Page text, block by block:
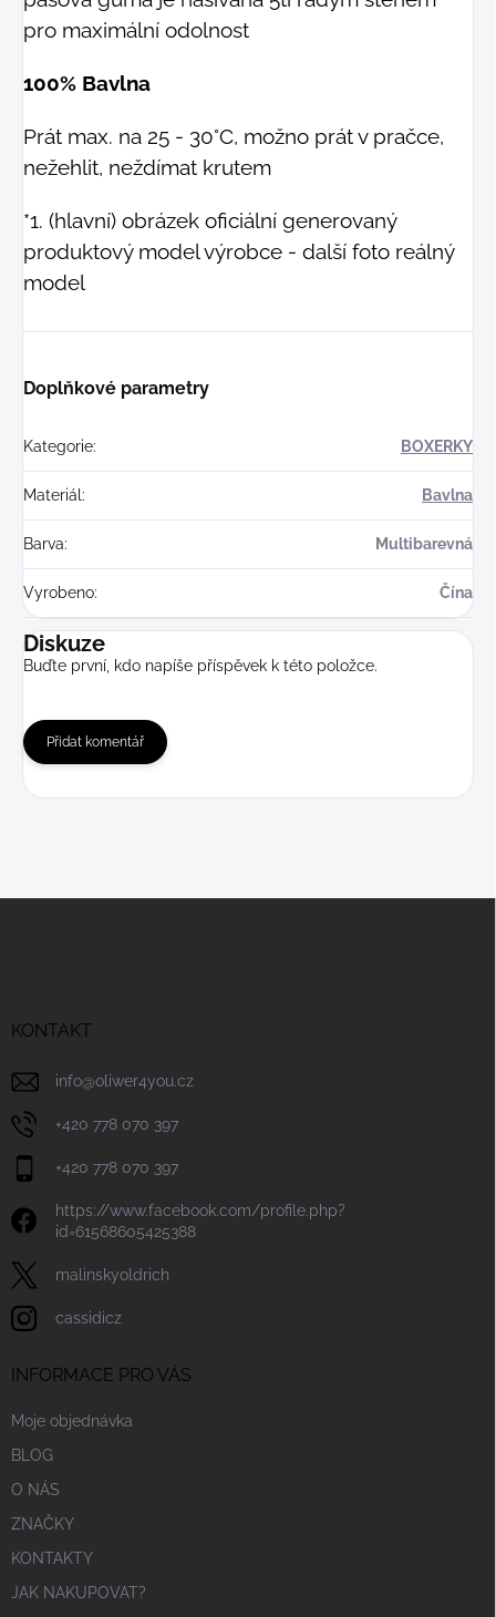
pro maximální odolnost
100% Bavlna
Prát max. na 25 - 30°C, možno prát v pračce,
nežehlit, neždímat krutem
*1. (hlavní) obrázek oficiální generovaný
produktový model výrobce - další foto reálný
model
Doplňkové parametry
Kategorie: BOXERKY
Materiál : Bavlna
Barva: Multibarevná
Vyrobeno: Čína
Diskuze
Buďte první, kdo napíše příspěvek k této položce.
Přidat komentář
KONTAKT
info@oliwer4you.cz
+420 778 070 397
+420 778 070 397
https://www.facebook.com/profile.php?
id=61568605425388
malinskyoldrich
cassidicz
INFORMACE PRO VÁS
Moje objednávka
BLOG
O NÁS
ZNAČKY
KONTAKTY
JAK NAKUPOVAT?